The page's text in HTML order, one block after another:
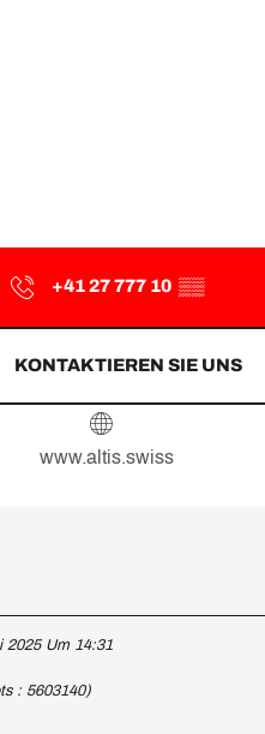
+41 27 777 10 ▒▒
KONTAKTIEREN SIE UNS
www.altis.swiss
2025 Um 14:31
: 5603140)